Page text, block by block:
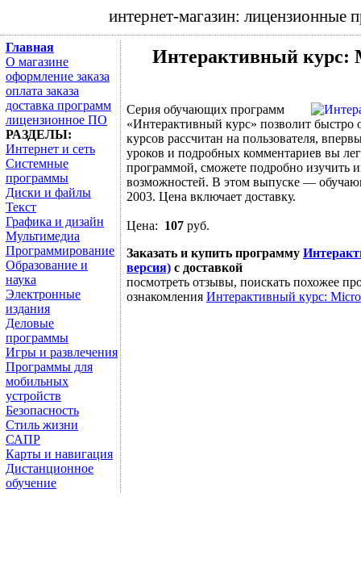
интернет-магазин:
Главная
О магазине
оформление заказа
оплата заказа
доставка программ
лицензионное ПО
РАЗДЕЛЫ:
Интернет и сеть
Системные
программы
Диски и файлы
Текст
Графика и дизайн
Мультимедиа
Программирование
Образование и
наука
Электронные
издания
Деловые
программы
Игры и развлечения
Программы для
мобильных
устройств
Безопасность
Стиль жизни
САПР
Карты и навигация
Дистанционное
обучение
Интерактивный курс:
Серия обучающих программ
«Интерактивный курс» позволит
курсов рассчитан на пользователя,
уроков и подробных комментариев вы
программой, сможете подробно изучить
возможностей. В этом выпуске —
2003. Цена включает доставку.
Цена: 107 руб.
Заказать и купить программу
версия) с доставкой
посмотреть отзывы, поискать похожее
ознакомления Интерактивный курс: